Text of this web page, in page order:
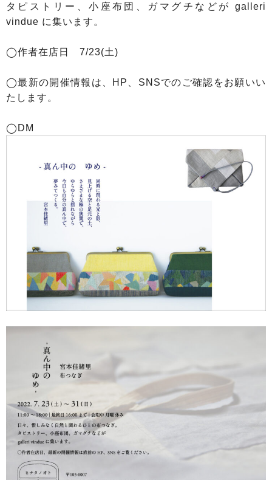
タピストリー、小座布団、ガマグチなどが galleri
vindue に集います。
◯作者在店日 7/23(土)
◯最新の開催情報は、HP、SNSでのご確認をお願いい
たします。
◯DM